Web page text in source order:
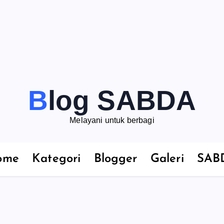
Blog SABDA
Melayani untuk berbagi
Kategori Blogger Galeri